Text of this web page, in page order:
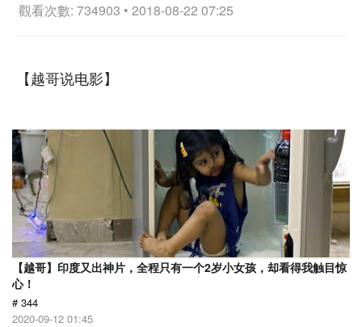
觀看次數: 734903 • 2018-08-22 07:25
【越哥说电影】
【越哥】印度又出神片，全程只有一个2岁小女孩，却看得我触目惊
心！
# 344
2020-09-12 01:45